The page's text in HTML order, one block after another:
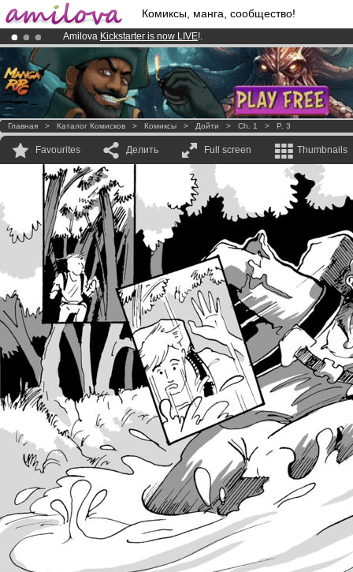
Комиксы, манга, сообщество!
Amilova Kickstarter is now LIVE!.
Already 100000membersand 1000comics & mangas!.
Premium membership from3.95 euros per month !Get membership
Главная > Каталог Комисков > Комиксы > Дойти > Ch. 1 > P. 3
Favourites Делить Full screen Thumbnails